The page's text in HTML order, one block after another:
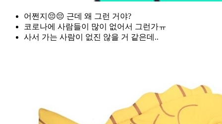
어쩐지😔😔 근데 왜 그런 거야?
코로나에 사람들이 많이 없어서 그런가ㅠ
사서 가는 사람이 없진 않을 거 같은데..